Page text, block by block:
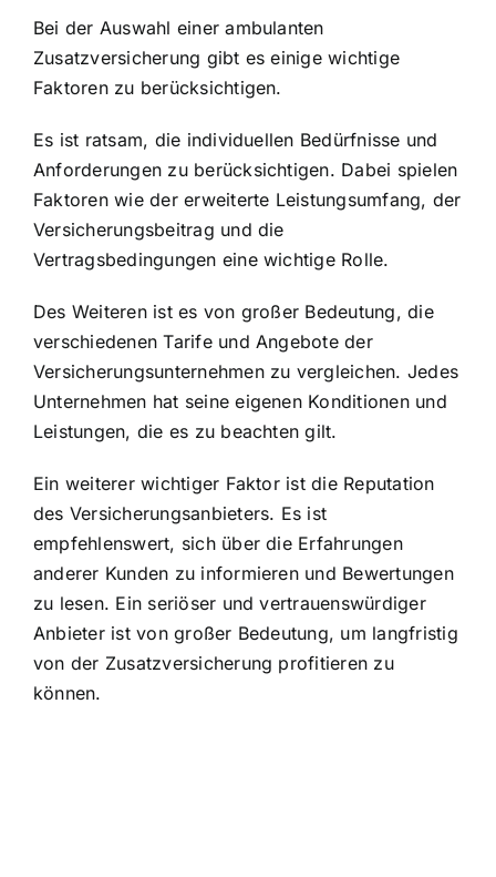
Bei der Auswahl einer ambulanten
Zusatzversicherung gibt es einige wichtige
Faktoren zu berücksichtigen.
Es ist ratsam, die individuellen Bedürfnisse und
Anforderungen zu berücksichtigen. Dabei spielen
Faktoren wie der erweiterte Leistungsumfang, der
Versicherungsbeitrag und die
Vertragsbedingungen eine wichtige Rolle.
Des Weiteren ist es von großer Bedeutung, die
verschiedenen Tarife und Angebote der
Versicherungsunternehmen zu vergleichen. Jedes
Unternehmen hat seine eigenen Konditionen und
Leistungen, die es zu beachten gilt.
Ein weiterer wichtiger Faktor ist die Reputation
des Versicherungsanbieters. Es ist
empfehlenswert, sich über die Erfahrungen
anderer Kunden zu informieren und Bewertungen
zu lesen. Ein seriöser und vertrauenswürdiger
Anbieter ist von großer Bedeutung, um langfristig
von der Zusatzversicherung profitieren zu
können.